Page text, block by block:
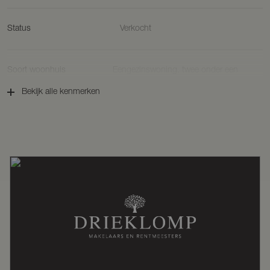
Status Verkocht
Bouwjaar
Aan drukke weg, in centrum
Bekijk alle kenmerken